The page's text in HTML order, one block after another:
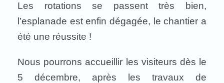
Les rotations se passent très bien,
l’esplanade est enfin dégagée, le chantier a
été une réussite !
Nous pourrons accueillir les visiteurs dès le
5 décembre, après les travaux de